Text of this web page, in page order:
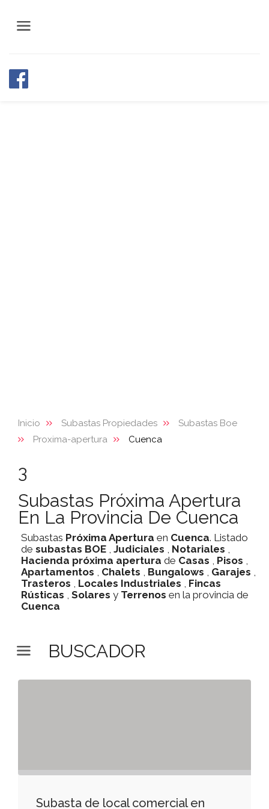
Inicio Subastas Propiedades
Subastas Boe
Proxima-apertura
Cuenca
3
Subastas Próxima Apertura
En La Provincia De Cuenca
Subastas Próxima Apertura en Cuenca. Listado
de subastas BOE , Judiciales , Notariales ,
Hacienda próxima apertura de Casas , Pisos ,
Apartamentos , Chalets , Bungalows , Garajes ,
Trasteros , Locales Industriales , Fincas
Rústicas , Solares y Terrenos en la provincia de
Cuenca
BUSCADOR
Subasta de local comercial en